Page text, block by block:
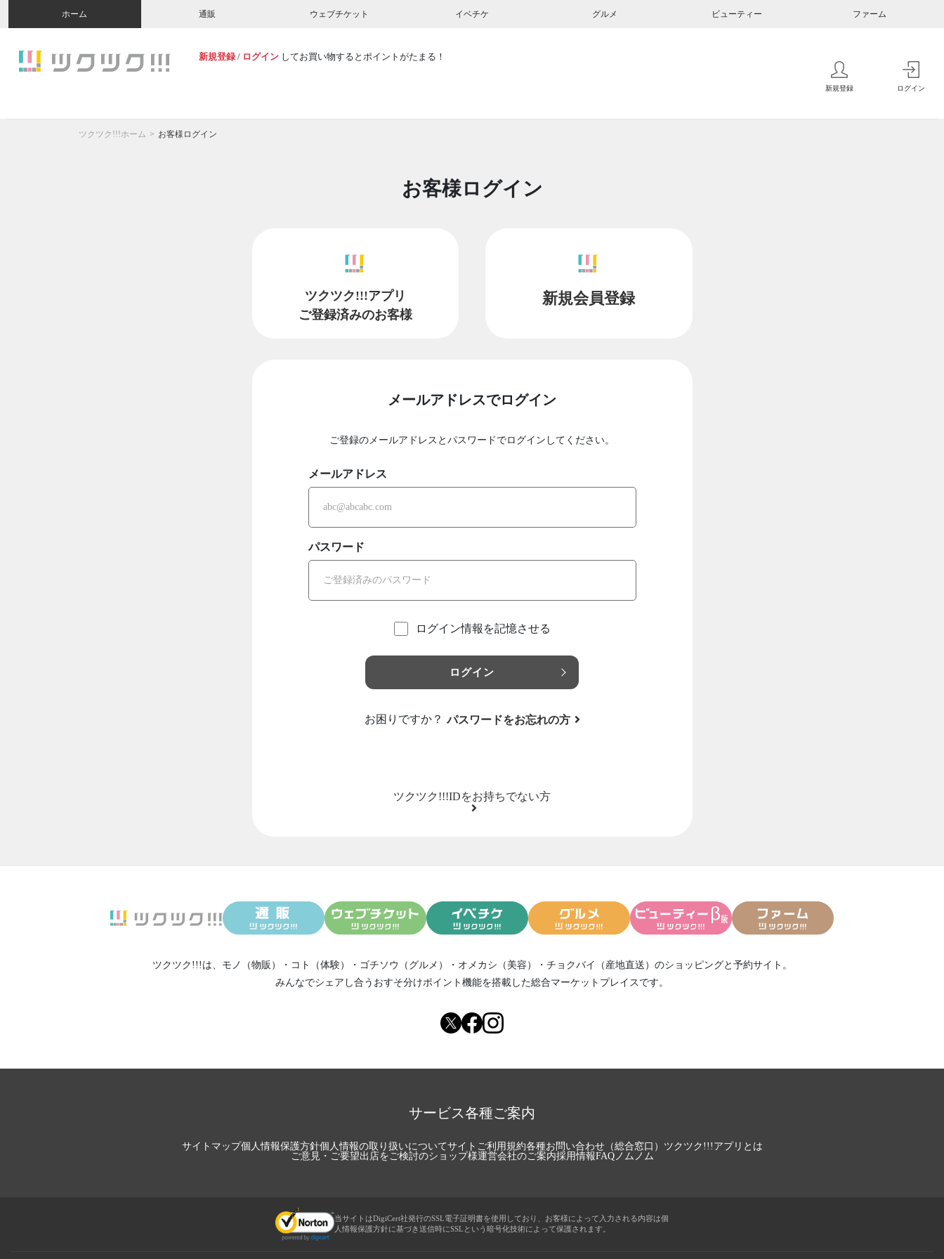
ホーム 通販 ウェブチケット イベチケ グルメ ビューティー ファーム
新規登録 / ログイン してお買い物するとポイントがたまる！
新規登録 ログイン
ツクツク!!!ホーム お客様ログイン
お客様ログイン
ツクツク!!!アプリ
ご登録済みのお客様
新規会員登録
メールアドレスでログイン
ご登録のメールアドレスとパスワードでログインしてください。
メールアドレス
パスワード
ログイン情報を記憶させる
ログイン
お困りですか？ パスワードをお忘れの方
ツクツク!!!IDをお持ちでない方
ツクツク!!!は、 モノ（物販） ・ コト（体験） ・ ゴチソウ（グルメ） ・ オメカシ（美容） ・ チョクバイ（産地直送） のショッピングと予約サイト。
みんなでシェアし合う おすそ分けポイント機能を搭載した総合マーケットプレイスです。
サービス各種ご案内
サイトマップ個人情報保護方針個人情報の取り扱いについてサイトご利用規約各種お問い合わせ（総合窓口） ツクツク!!!アプリとは
ご意見・ご要望出店をご検討のショップ様運営会社のご案内採用情報FAQノムノム
当サイトはDigiCert社発行のSSL電子証明書を使用しており、お客様によって入力される内容は個
人情報保護方針に基づき送信時にSSLという暗号化技術によって保護されます。